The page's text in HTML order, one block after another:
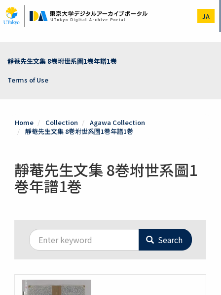
to
main
JA
靜菴先生文集 8巻坿世系圖1巻年譜1巻
Terms of Use
Home Collection
Agawa Collection
靜菴先生文集 8巻坿世系圖1巻年譜1巻
靜菴先生文集 8巻坿世系圖1
巻年譜1巻
Search